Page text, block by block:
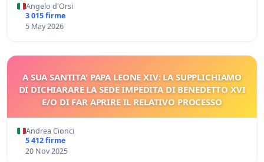
Angelo d'Orsi
3 015 firme
5 May 2026
A SUA SANTITA' PAPA LEONE XIV: LA SUPPLICHIAMO
DI DICHIARARE LA SEDE IMPEDITA DI BENEDETTO XVI
E/O DI FAR APRIRE IL RELATIVO PROCESSO
Andrea Cionci
5 412 firme
20 Nov 2025